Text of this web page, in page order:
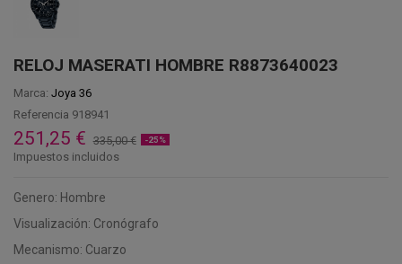
RELOJ MASERATI HOMBRE R8873640023
Marca: Joya 36
Referencia 918941
251,25 € 335,00 € -25%
Impuestos incluidos
Genero: Hombre
Visualización: Cronógrafo
Mecanismo: Cuarzo